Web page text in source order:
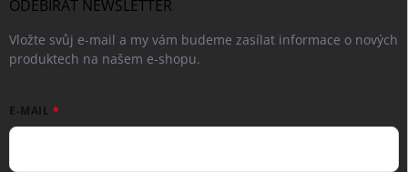
ODEBÍRAT NEWSLETTER
Vložte svůj e-mail a my vám budeme zasílat informace o nových
produktech na našem e-shopu.
E-MAIL